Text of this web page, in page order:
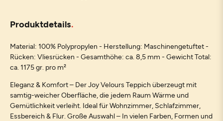
Produktdetails
Material: 100% Polypropylen - Herstellung: Maschinengetuftet -
Rücken: Vliesrücken - Gesamthöhe: ca. 8,5 mm - Gewicht Total:
ca. 1175 gr. pro m²
Eleganz & Komfort – Der Joy Velours Teppich überzeugt mit
samtig-weicher Oberfläche, die jedem Raum Wärme und
Gemütlichkeit verleiht. Ideal für Wohnzimmer, Schlafzimmer,
Essbereich & Flur. Große Auswahl – In vielen Farben, Formen und